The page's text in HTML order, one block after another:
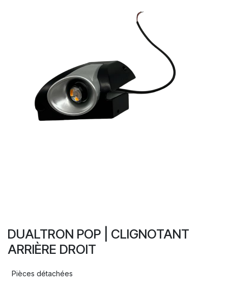
DUALTRON POP | CLIGNOTANT
ARRIÈRE DROIT
Pièces détachées